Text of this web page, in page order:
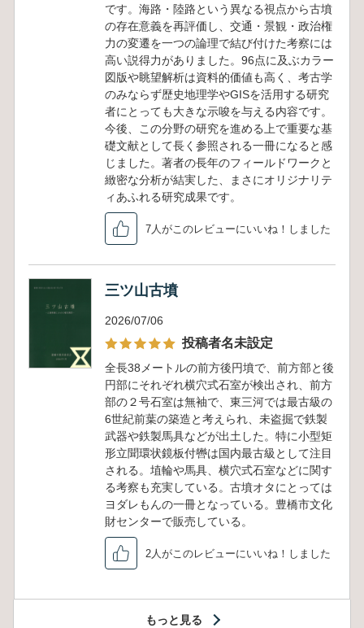
です。海路・陸路という異なる視点から古墳
の存在意義を再評価し、交通・景観・政治権
力の変遷を一つの論理で結び付けた考察には
高い説得力がありました。96点に及ぶカラー
図版や眺望解析は資料的価値も高く、考古学
のみならず歴史地理学やGISを活用する研究
者にとっても大きな示唆を与える内容です。
今後、この分野の研究を進める上で重要な基
礎文献として長く参照される一冊になると感
じました。著者の長年のフィールドワークと
緻密な分析が結実した、まさにオリジナリテ
ィあふれる研究成果です。
7人がこのレビューにいいね！しました
三ツ山古墳
2026/07/06
投稿者名未設定
全長38メートルの前方後円墳で、前方部と後
円部にそれぞれ横穴式石室が検出され、前方
部の２号石室は無袖で、東三河では最古級の
6世紀前葉の築造と考えられ、未盗掘で鉄製
武器や鉄製馬具などが出土した。特に小型矩
形立聞環状鏡板付轡は国内最古級として注目
される。埴輪や馬具、横穴式石室などに関す
る考察も充実している。古墳オタにとっては
ヨダレもんの一冊となっている。豊橋市文化
財センターで販売している。
2人がこのレビューにいいね！しました
もっと見る